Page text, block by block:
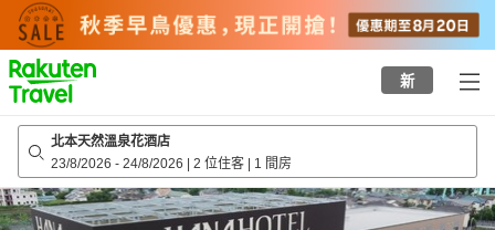
to
top
page
新
北本天然溫泉花酒店
23/8/2026 - 24/8/2026 | 2 位住客 | 1 間房